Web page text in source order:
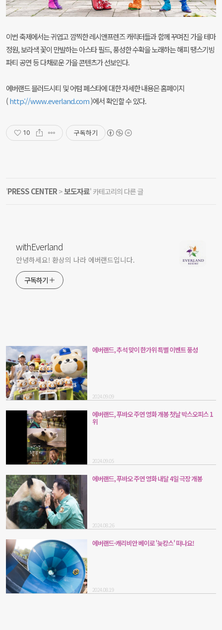
이번 축제에서는 귀엽고 깜찍한 레시앤프렌즈 캐릭터들과 함께 꾸며진 가을 테마
정원, 보라색 꽃이 만발하는 아스타 필드, 풍성한 수확을 노래하는 해피 땡스기빙
파티 공연 등 다채로운 가을 콘텐츠가 선보인다.
에버랜드 블러드시티 및 어텀 페스타에 대한 자세한 내용은 홈페이지
(http://www.everland.com)에서 확인할 수 있다.
10 구독하기
'PRESS CENTER>보도자료' 카테고리의 다른 글
withEverland
안녕하세요! 환상의 나라 에버랜드입니다.
구독하기
에버랜드, 추석 맞이 한가위 특별 이벤트 풍성
2024.09.09
에버랜드, 푸바오 주연 영화 개봉 첫날 박스오피스 1
위
2024.09.05
에버랜드, 푸바오 주연 영화 내달 4일 극장 개봉
2024.08.26
에버랜드·캐리비안 베이로 '늦캉스' 떠나요!
2024.08.19